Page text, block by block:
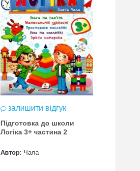
залишити відгук
Підготовка до школи
Логіка 3+ частина 2
Автор: Чала